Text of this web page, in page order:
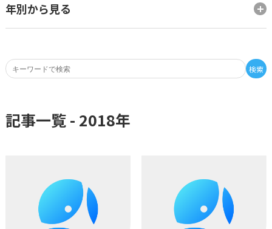
検索
年別から見る
記事一覧 - 2018年